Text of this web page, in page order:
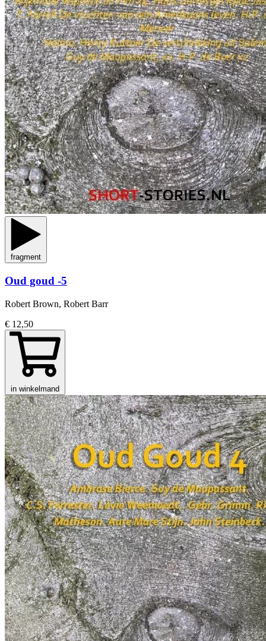
fragment
Oud goud -5
Robert Brown, Robert Barr
€ 12,50
in winkelmand